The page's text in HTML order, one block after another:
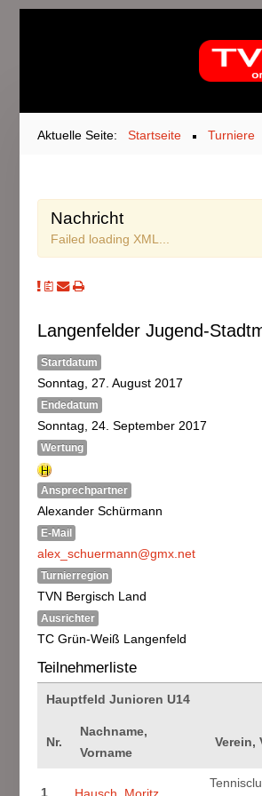
Aktuelle Seite: Startseite Turniere
Nachricht
Failed loading XML...
Langenfelder Jugend-
Startdatum
Sonntag, 27. August 2017
Endedatum
Sonntag, 24. September 2017
Wertung
Ansprechpartner
Alexander Schürmann
E-Mail
alex_schuermann@gmx.net
Turnierregion
TVN Bergisch Land
Ausrichter
TC Grün-Weiß Langenfeld
Teilnehmerliste
Hauptfeld Junioren U14
Nr.
Nachname,
Vorname
Verein,
1